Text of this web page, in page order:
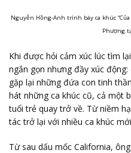
Nguyễn Hồng-Anh trình bày ca khúc
Phượng
Khi được hỏi cảm xúc lúc tìm
ngắn gọn nhưng đầy xúc
gặp lại những đứa con tinh
hát những ca khúc cũ, cả một
tuổi trẻ quay trở về. Từ niềm
tác trở lại với nhiều ca khúc
Từ sau dấu mốc California,